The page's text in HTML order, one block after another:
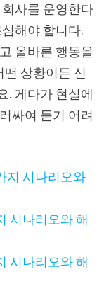
사를 운영한다
해야 합니다.
올바른 행동을
상황이든 신
. 게다가 현실에
싸여 듣기 어려
지 시나리오와
시나리오와 해
시나리오와 해